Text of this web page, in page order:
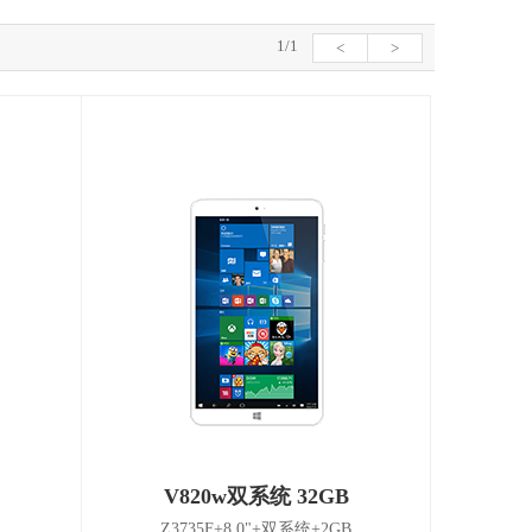
1/1 < >
V820w双系统 32GB